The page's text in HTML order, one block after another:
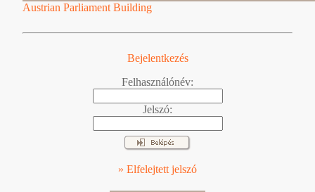
Austrian Parliament Building
Bejelentkezés
Felhasználónév:
Jelszó:
» Elfelejtett jelszó